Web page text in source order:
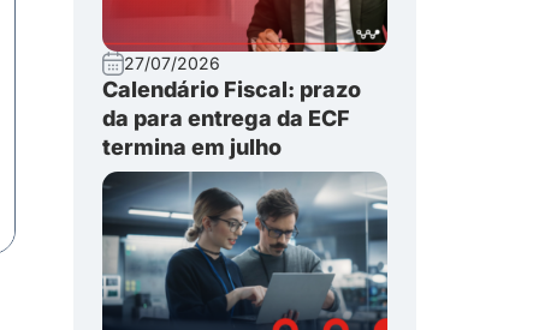
27/07/2026
Calendário Fiscal: prazo
da para entrega da ECF
termina em julho